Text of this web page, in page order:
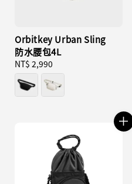
Orbitkey Urban Sling
防水腰包4L
Regular
price
NT$ 2,990